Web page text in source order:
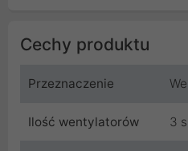
Cechy produktu
Przeznaczenie
Ilość wentylatorów 3